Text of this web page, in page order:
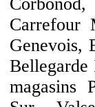
Carrefour
Genevois,
Bellegarde
magasins